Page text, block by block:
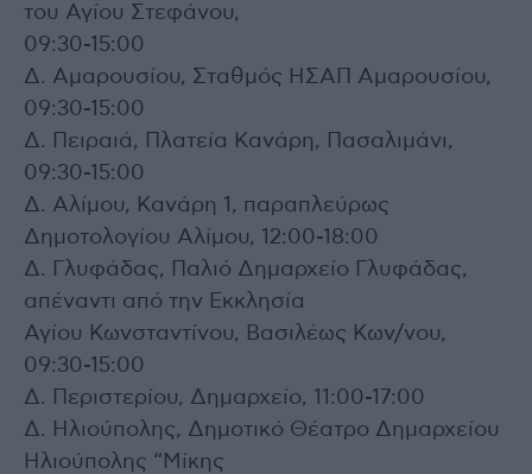
του Αγίου Στεφάνου,
09:30-15:00
Δ. Αμαρουσίου, Σταθμός ΗΣΑΠ Αμαρουσίου,
09:30-15:00
Δ. Πειραιά, Πλατεία Κανάρη, Πασαλιμάνι,
09:30-15:00
Δ. Αλίμου, Κανάρη 1, παραπλεύρως
Δημοτολογίου Αλίμου, 12:00-18:00
Δ. Γλυφάδας, Παλιό Δημαρχείο Γλυφάδας,
απέναντι από την Εκκλησία
Αγίου Κωνσταντίνου, Βασιλέως Κων/νου,
09:30-15:00
Δ. Περιστερίου, Δημαρχείο, 11:00-17:00
Δ. Ηλιούπολης, Δημοτικό Θέατρο Δημαρχείου
Ηλιούπολης “Μίκης